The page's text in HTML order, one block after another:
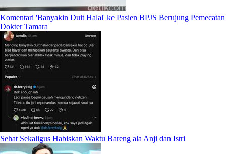
Komentari 'Banyakin Duit Halal' ke Pasien BPJS Berujung Pemecatan
Dokter Tamara
Sehat Sekaligus Habiskan Waktu Bareng ala Anji dan Istri